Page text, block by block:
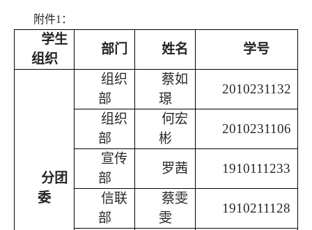
附件1 ：
学生
组织
部门 姓名 学号
分团
委
组织
部
蔡如
璟
2010231132
组织
部
何宏
彬
2010231106
宣传
部
罗茜 1910111233
信联
部
蔡雯
雯
1910211128